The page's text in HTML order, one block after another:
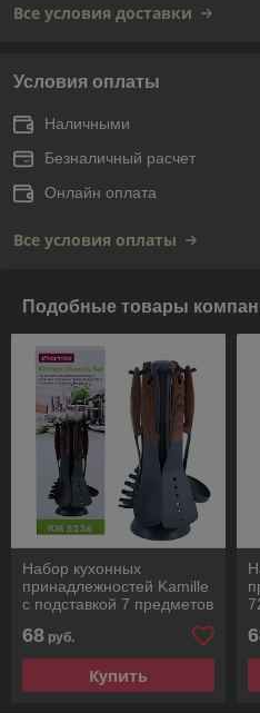
Все условия доставки
Условия оплаты
Наличными
Безналичный расчет
Онлайн оплата
Все условия оплаты
Подобные товары
Набор кухонных
принадлежностей Kamille
с подставкой 7 предметов
нейлоновые с ручкой под
дерево KM-5236
68 руб.
Купить